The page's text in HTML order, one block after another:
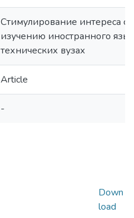
Стимулирование интереса
изучению иностранного
технических вузах
Article
-
Down
load